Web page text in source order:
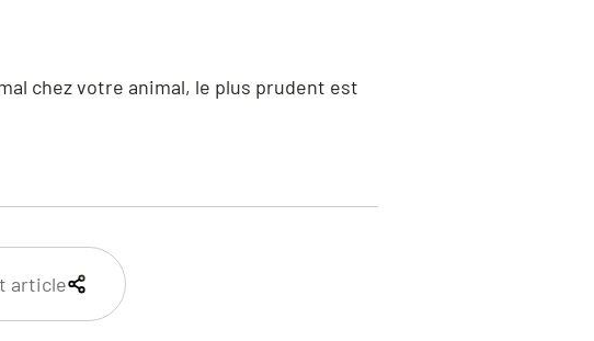
chez votre animal, le plus prudent est
article